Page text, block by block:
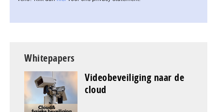
Whitepapers
Videobeveiliging naar de
cloud